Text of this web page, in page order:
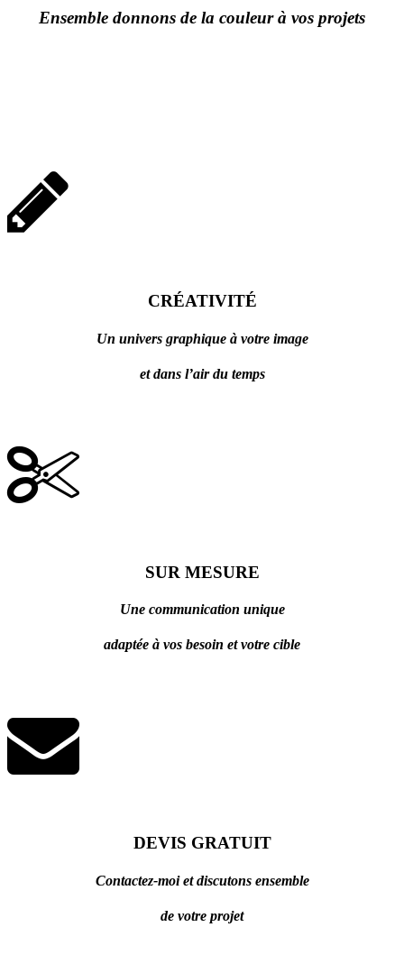
Ensemble donnons de la couleur à vos projets
CRÉATIVITÉ
Un univers graphique à votre image
et dans l’air du temps
SUR MESURE
Une communication unique
adaptée à vos besoin et votre cible
DEVIS GRATUIT
Contactez-moi et discutons ensemble
de votre projet